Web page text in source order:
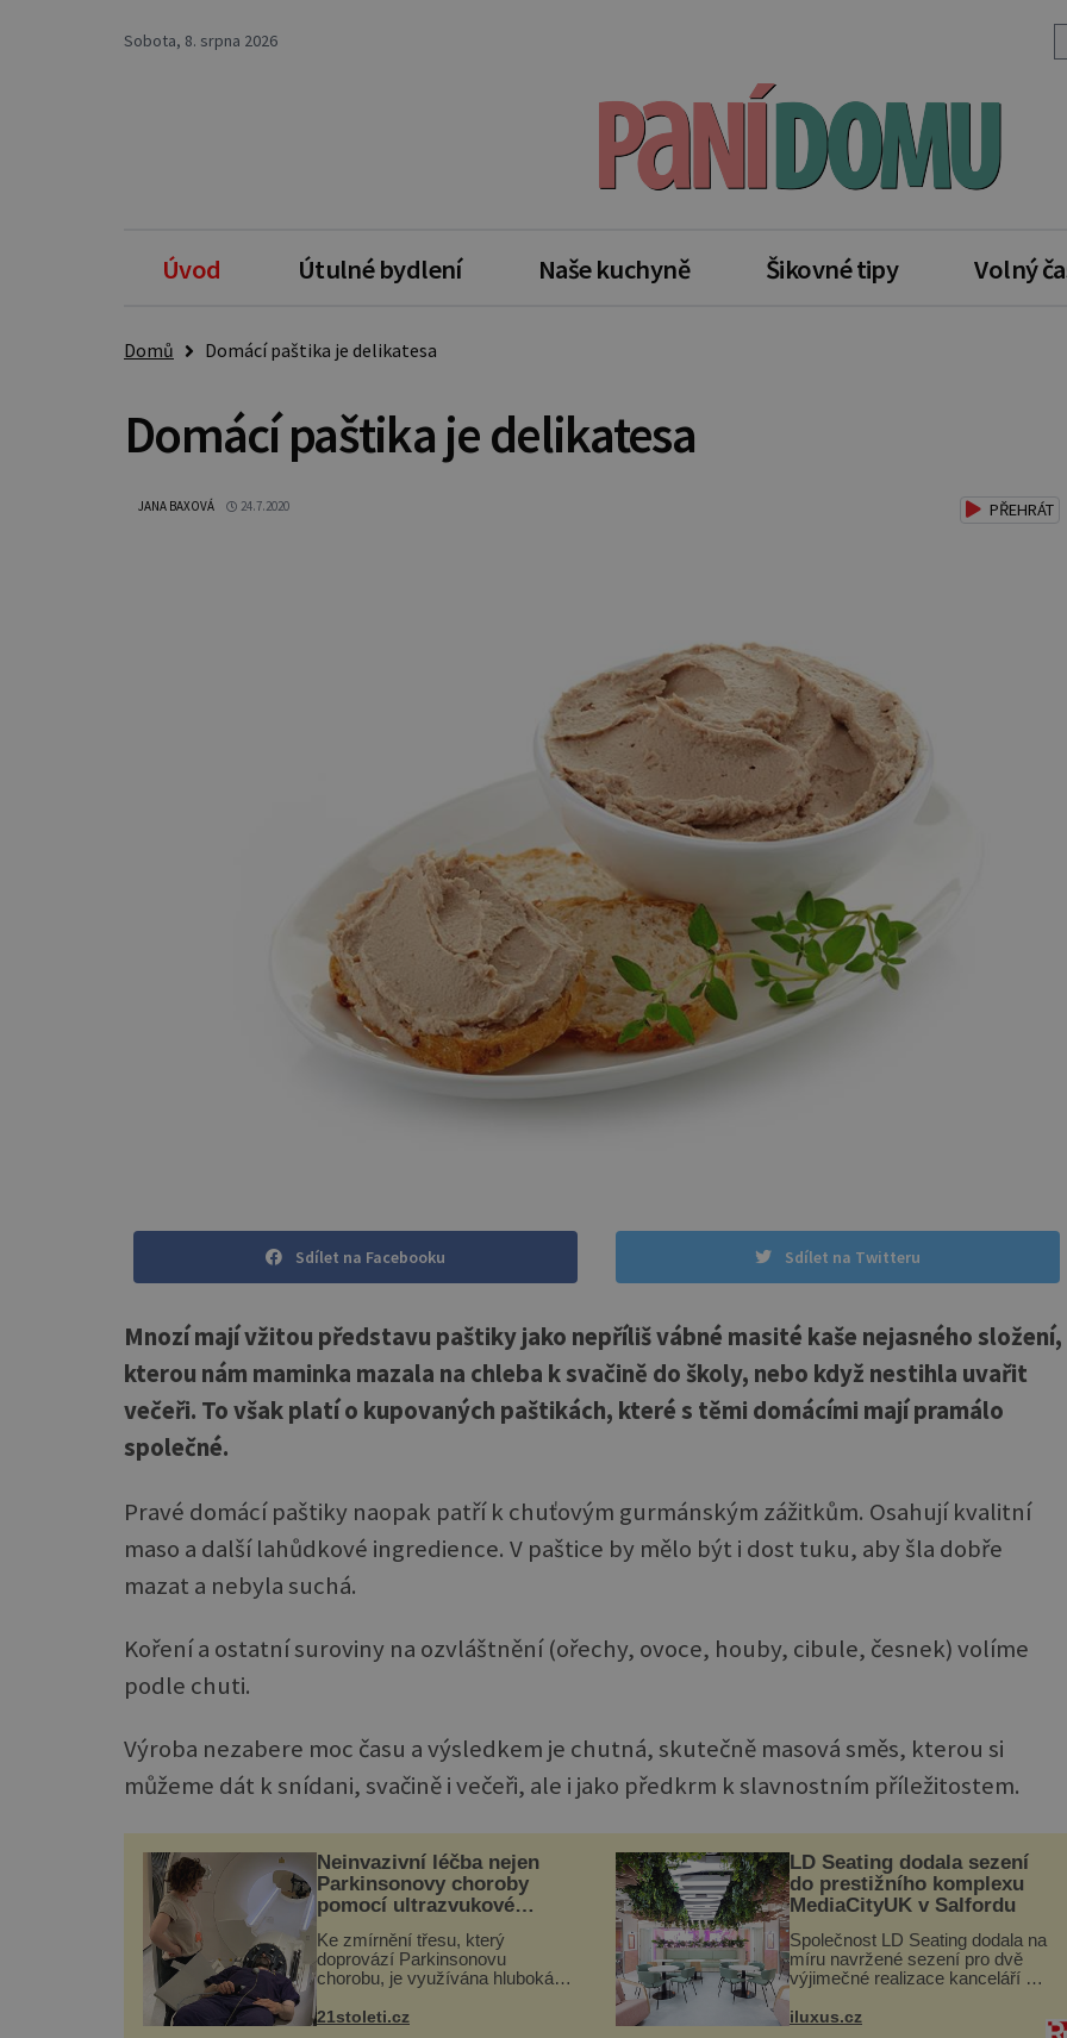
Sobota, 8. srpna 2026
Úvod Útulné bydlení Naše kuchyně Šikovné tipy Volný
Domů Domácí paštika je delikatesa
Domácí paštika je delikatesa
JANA BAXOVÁ 24.7.2020 PŘEHRÁT
Sdílet na Facebooku Sdílet na Twitteru
Mnozí mají vžitou představu paštiky jako nepříliš vábné masité kaše nejasného složení,
kterou nám maminka mazala na chleba k svačině do školy, nebo když nestihla uvařit
večeři. To však platí o kupovaných paštikách, které s těmi domácími mají pramálo
společné.
Pravé domácí paštiky naopak patří k chuťovým gurmánským zážitkům. Osahují kvalitní
maso a další lahůdkové ingredience. V paštice by mělo být i dost tuku, aby šla dobře
mazat a nebyla suchá.
Koření a ostatní suroviny na ozvláštnění (ořechy, ovoce, houby, cibule, česnek) volíme
podle chuti.
Výroba nezabere moc času a výsledkem je chutná, skutečně masová směs, kterou si
můžeme dát k snídani, svačině i večeři, ale i jako předkrm k slavnostním příležitostem.
Neinvazivní léčba nejen
Parkinsonovy choroby
pomocí ultrazvukové
Ke zmírnění třesu, který
doprovází Parkinsonovu
chorobu, je využívána hluboká
vyžaduje vysoce invazivní
21stoleti.cz
LD Seating dodala sezení
do prestižního komplexu
MediaCityUK v Salfordu
Společnost LD Seating dodala na
míru navržené sezení pro dvě
výjimečné realizace kanceláří v
Salfordu – konkrétně do budov
iluxus.cz